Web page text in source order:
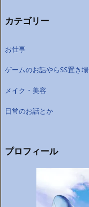
カテゴリー
お仕事
ゲームのお話やらSS置き場
メイク・美容
日常のお話とか
プロフィール